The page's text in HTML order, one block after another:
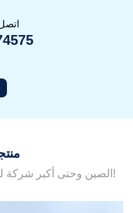
الصين وحتى أكبر شركة لتجارة آلات البناء المستعملة في آسيا!